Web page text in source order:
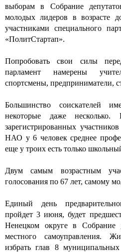
выборам в Собрание
молодых лидеров в возрасте
участниками специального
«ПолитСтартап».
Попробовать свои силы
парламент намерены
спортсмены, предприниматели,
Большинство соискателей
некоторые даже
зарегистрированных
НАО у 6 человек среднее
еще у троих есть только
Двум самым возрастным
голосования по 67 лет, самому
Единый день
пройдет 3 июня, будет
Ненецком округе в
местного самоуправления.
избрать глав 8